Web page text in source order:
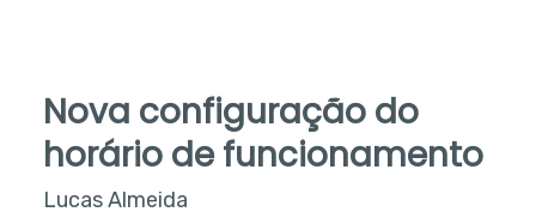
Nova configuração do
horário de funcionamento
Lucas Almeida